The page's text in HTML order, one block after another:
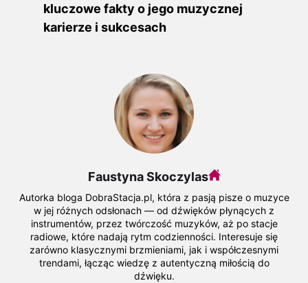
kluczowe fakty o jego muzycznej
karierze i sukcesach
Faustyna Skoczylas
Autorka bloga DobraStacja.pl, która z pasją pisze o muzyce
w jej różnych odsłonach — od dźwięków płynących z
instrumentów, przez twórczość muzyków, aż po stacje
radiowe, które nadają rytm codzienności. Interesuje się
zarówno klasycznymi brzmieniami, jak i współczesnymi
trendami, łącząc wiedzę z autentyczną miłością do
dźwięku.